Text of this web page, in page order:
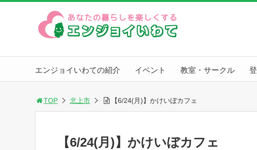
エンジョイいわての紹介 イベント 教室・サークル
TOP 北上市 【6/24(月)】かけいぼカフェ
【6/24(月)】かけいぼカフェ